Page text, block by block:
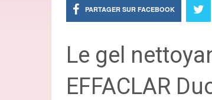
PARTAGER SUR FACEBOOK
Le gel
EFFACLAR